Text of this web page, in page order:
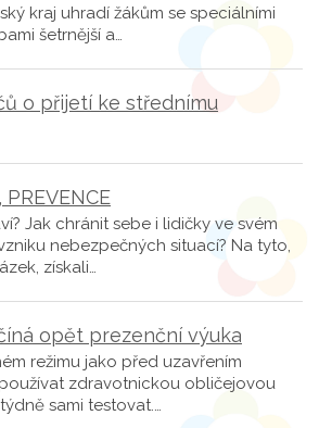
kraj uhradí žákům se speciálními
šetrnější a…
o přijetí ke střednímu
PREVENCE
Jak chránit sebe i lidičky ve svém
nebezpečných situací? Na tyto,
získali…
opět prezenční výuka
režimu jako před uzavřením
zdravotnickou obličejovou
sami testovat.…